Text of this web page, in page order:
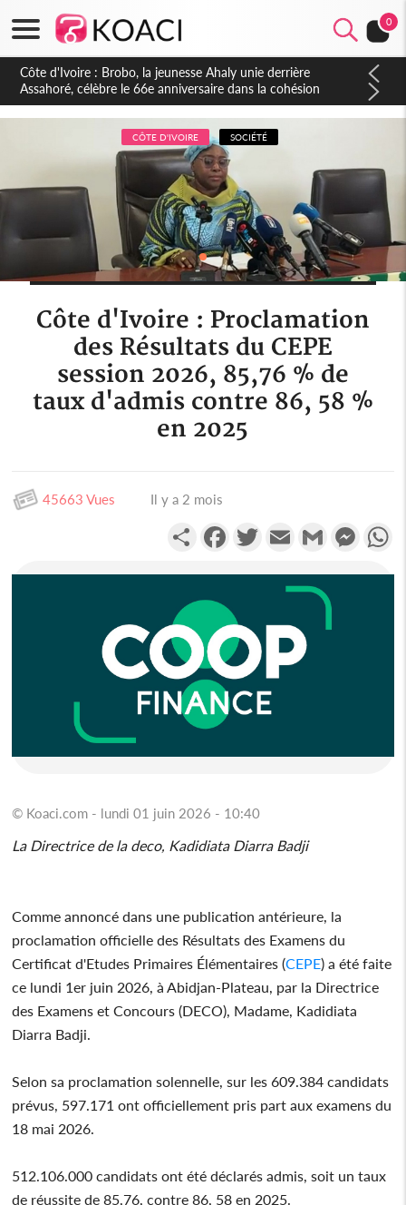
0
Côte d'Ivoire : Brobo, la jeunesse Ahaly unie derrière
Assahoré, célèbre le 66e anniversaire dans la cohésion
CÔTE D'IVOIRE SOCIÉTÉ
Côte d'Ivoire : Proclamation
des Résultats du CEPE
session 2026, 85,76 % de
taux d'admis contre 86, 58 %
en 2025
45663 Vues Il y a 2 mois
PartagerFacebookTwitterEmail Gmail
© Koaci.com - lundi 01 juin 2026 - 10:40
La Directrice de la deco, Kadidiata Diarra Badji
Comme annoncé dans une publication antérieure, la
proclamation officielle des Résultats des Examens du
Certificat d'Etudes Primaires Élémentaires (CEPE) a été faite
ce lundi 1er juin 2026, à Abidjan-Plateau, par la Directrice
des Examens et Concours (DECO), Madame, Kadidiata
Diarra Badji.
Selon sa proclamation solennelle, sur les 609.384 candidats
prévus, 597.171 ont officiellement pris part aux examens du
18 mai 2026.
512.106.000 candidats ont été déclarés admis, soit un taux
de réussite de 85,76, contre 86, 58 en 2025.